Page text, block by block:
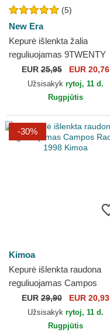
(5)
New Era
Kepurė išlenkta žalia
reguliuojamas 9TWENTY
League Essential New York
Yankees MLB New Era
EUR25,95 EUR 20,76
Užsisakyk rytoj, 11 d.
Rugpjūtis
-30%
Kimoa
Kepurė išlenkta raudona
reguliuojamas Campos
Racing 1998 Kimoa
EUR29,90 EUR 20,93
Užsisakyk rytoj, 11 d.
Rugpjūtis